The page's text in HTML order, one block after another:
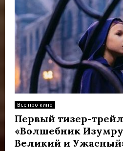
Все про кино
Первый тизер-
«Волшебник
Великий и